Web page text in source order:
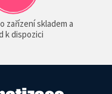
zařízení skladem a
k dispozici